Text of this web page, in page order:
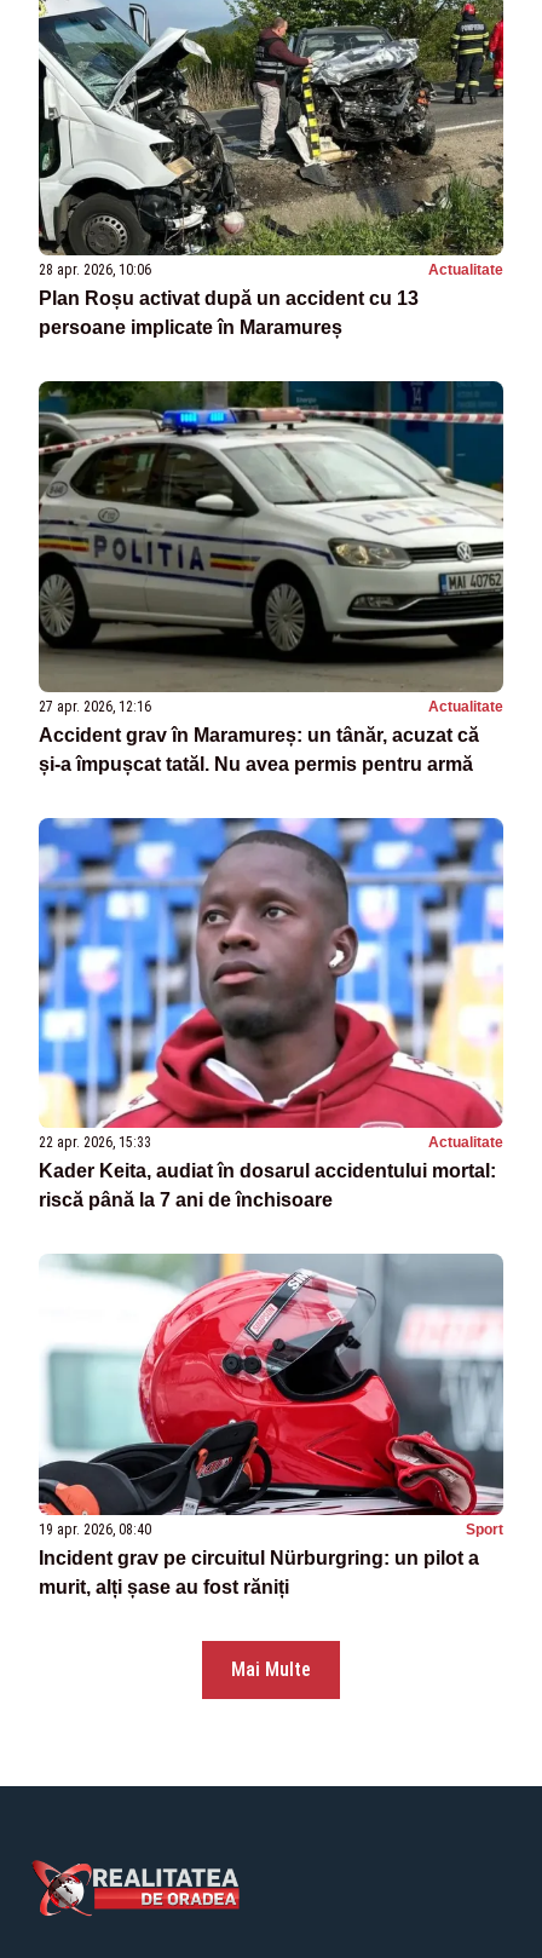
28 apr. 2026, 10:06 Actualitate
Plan Roșu activat după un accident cu 13
persoane implicate în Maramureș
27 apr. 2026, 12:16 Actualitate
Accident grav în Maramureș: un tânăr, acuzat că
și-a împușcat tatăl. Nu avea permis pentru armă
22 apr. 2026, 15:33 Actualitate
Kader Keita, audiat în dosarul accidentului mortal:
riscă până la 7 ani de închisoare
19 apr. 2026, 08:40 Sport
Incident grav pe circuitul Nürburgring: un pilot a
murit, alți șase au fost răniți
Mai Multe